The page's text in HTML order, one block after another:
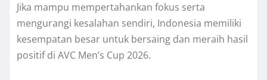
Jika mampu mempertahankan fokus serta
mengurangi kesalahan sendiri, Indonesia memiliki
kesempatan besar untuk bersaing dan meraih hasil
positif di AVC Men’s Cup 2026.